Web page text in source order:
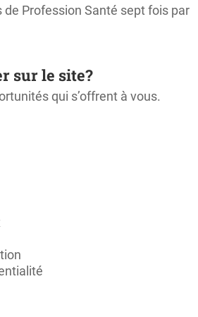
de Profession Santé sept fois par
sur le site?
qui s’offrent à vous.